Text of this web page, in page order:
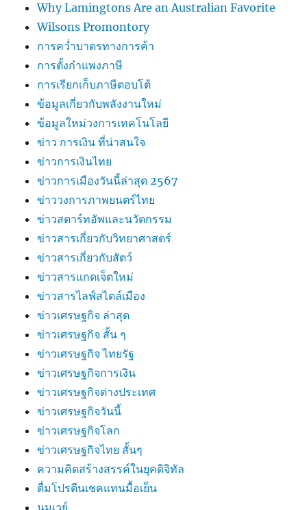
Why Lamingtons Are an Australian Favorite
Wilsons Promontory
การคว่ำบาตรทางการค้า
การตั้งกำแพงภาษี
การเรียกเก็บภาษีตอบโต้
ข้อมูลเกี่ยวกับพลังงานใหม่
ข้อมูลใหม่วงการเทคโนโลยี
ข่าว การเงิน ที่น่าสนใจ
ข่าวการเงินไทย
ข่าวการเมืองวันนี้ล่าสุด 2567
ข่าววงการภาพยนตร์ไทย
ข่าวสตาร์ทอัพและนวัตกรรม
ข่าวสารเกี่ยวกับวิทยาศาสตร์
ข่าวสารเกี่ยวกับสัตว์
ข่าวสารแกดเจ็ตใหม่
ข่าวสารไลฟ์สไตล์เมือง
ข่าวเศรษฐกิจ ล่าสุด
ข่าวเศรษฐกิจ สั้น ๆ
ข่าวเศรษฐกิจ ไทยรัฐ
ข่าวเศรษฐกิจการเงิน
ข่าวเศรษฐกิจต่างประเทศ
ข่าวเศรษฐกิจวันนี้
ข่าวเศรษฐกิจโลก
ข่าวเศรษฐกิจไทย สั้นๆ
ความคิดสร้างสรรค์ในยุคดิจิทัล
ดื่มโปรตีนเชคแทนมื้อเย็น